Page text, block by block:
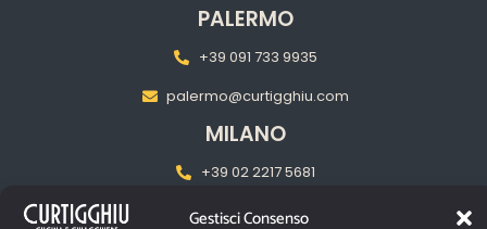
Gestisci Consenso
PALERMO
+39 091 733 9935
palermo@curtigghiu.com
MILANO
‎+39 02 2217 5681
pasubiomilano@curtigghiu.com